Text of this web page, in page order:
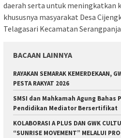
daerah serta untuk meningkatkan
khususnya masyarakat Desa
Telagasari Kecamatan
BACAAN LAINNYA
RAYAKAN SEMARAK KEMERDEKAAN,
PESTA RAKYAT 2026
SMSI dan Mahkamah Agung Bahas
Pendidikan Mediator Bersertifikat
KOLABORASI A PLUS DAN GWK
“SUNRISE MOVEMENT” MELALUI